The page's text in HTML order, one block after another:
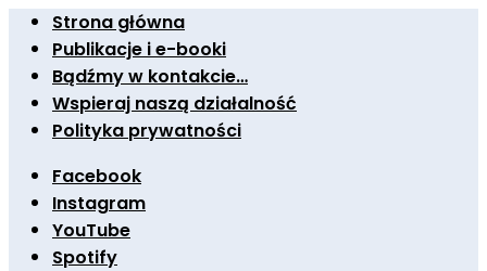
Strona główna
Publikacje i e-booki
Bądźmy w kontakcie…
Wspieraj naszą działalność
Polityka prywatności
Facebook
Instagram
YouTube
Spotify